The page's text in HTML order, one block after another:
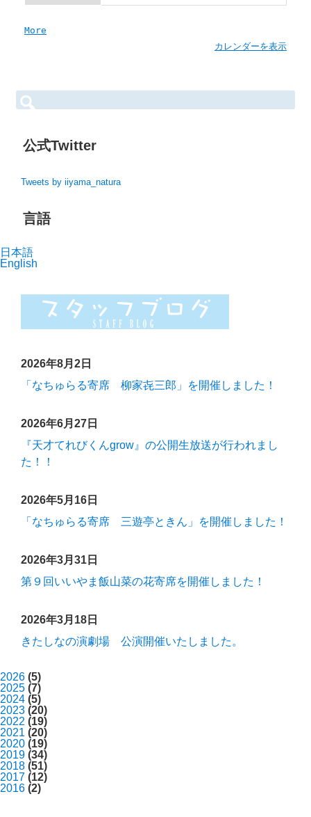
More
t
l
カレンダーを表示
検
索:
公式Twitter
Tweets by iiyama_natura
言語
日本語
English
2026年8月2日
「なちゅらる寄席 柳家㐂三郎」を開催しました！
2026年6月27日
『天才てれびくんgrow』の公開生放送が行われまし
た！！
2026年5月16日
「なちゅらる寄席 三遊亭ときん」を開催しました！
2026年3月31日
第９回いいやま飯山菜の花寄席を開催しました！
2026年3月18日
きたしなの演劇場 公演開催いたしました。
2026 (5)
2025 (7)
2024 (5)
2023 (20)
2022 (19)
2021 (20)
2020 (19)
2019 (34)
2018 (51)
2017 (12)
2016 (2)